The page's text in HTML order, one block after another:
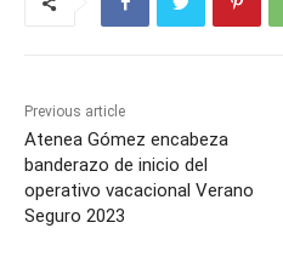
Previous article
Atenea Gómez encabeza
banderazo de inicio del
operativo vacacional Verano
Seguro 2023